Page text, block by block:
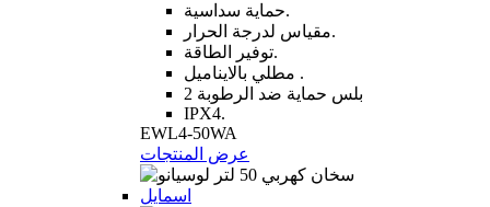
حماية سداسية.
مقياس لدرجة الحرار.
توفير الطاقة.
مطلي بالايناميل .
2 بلس حماية ضد الرطوبة
IPX4.
EWL4-50WA
عرض المنتجات
اسمايل